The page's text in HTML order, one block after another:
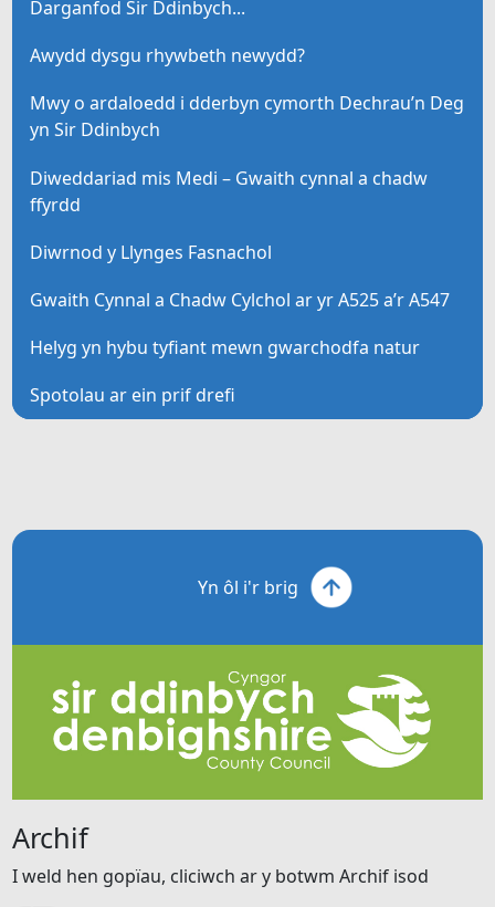
Darganfod Sir Ddinbych...
Awydd dysgu rhywbeth newydd?
Mwy o ardaloedd i dderbyn cymorth Dechrau’n Deg
yn Sir Ddinbych
Diweddariad mis Medi – Gwaith cynnal a chadw
ffyrdd
Diwrnod y Llynges Fasnachol
Gwaith Cynnal a Chadw Cylchol ar yr A525 a’r A547
Helyg yn hybu tyfiant mewn gwarchodfa natur
Spotolau ar ein prif drefi
Yn ôl i'r brig
Archif
I weld hen gopïau, cliciwch ar y botwm Archif isod